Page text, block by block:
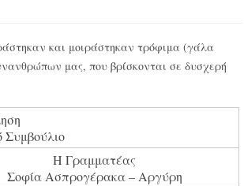
και μοιράστηκαν τρόφιμα (γάλα
μας, που βρίσκονται σε δυσχερή
Συμβούλιο
Η Γραμματέας
Σοφία Ασπρογέρακα – Αργύρη